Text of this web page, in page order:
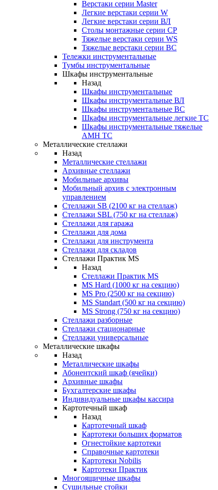
Верстаки серии Master
Легкие верстаки серии W
Легкие верстаки серии ВЛ
Столы монтажные серии СР
Тяжелые верстаки серии WS
Тяжелые верстаки серии ВС
Тележки инструментальные
Тумбы инструментальные
Шкафы инструментальные
Назад
Шкафы инструментальные
Шкафы инструментальные ВЛ
Шкафы инструментальные ВС
Шкафы инструментальные легкие ТС
Шкафы инструментальные тяжелые
AMH TC
Металлические стеллажи
Назад
Металлические стеллажи
Архивные стеллажи
Мобильные архивы
Мобильный архив с электронным
управлением
Стеллажи SB (2100 кг на стеллаж)
Стеллажи SBL (750 кг на стеллаж)
Стеллажи для гаража
Стеллажи для дома
Стеллажи для инструмента
Стеллажи для складов
Стеллажи Практик MS
Назад
Стеллажи Практик MS
MS Hard (1000 кг на секцию)
MS Pro (2500 кг на секцию)
MS Standart (500 кг на секцию)
MS Strong (750 кг на секцию)
Стеллажи разборные
Стеллажи стационарные
Стеллажи универсальные
Металлические шкафы
Назад
Металлические шкафы
Абонентский шкаф (ячейки)
Архивные шкафы
Бухгалтерские шкафы
Индивидуальные шкафы кассира
Картотечный шкаф
Назад
Картотечный шкаф
Картотеки больших форматов
Огнестойкие картотеки
Справочные картотеки
Картотеки Nobilis
Картотеки Практик
Многоящичные шкафы
Сушильные стойки